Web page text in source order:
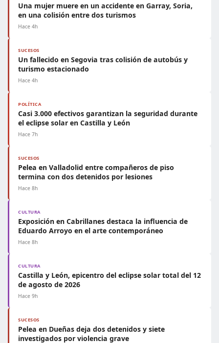
Una mujer muere en un accidente en Garray, Soria,
en una colisión entre dos turismos
Hace 4h
SUCESOS
Un fallecido en Segovia tras colisión de autobús y
turismo estacionado
Hace 4h
POLÍTICA
Casi 3.000 efectivos garantizan la seguridad durante
el eclipse solar en Castilla y León
Hace 7h
SUCESOS
Pelea en Valladolid entre compañeros de piso
termina con dos detenidos por lesiones
Hace 8h
CULTURA
Exposición en Cabrillanes destaca la influencia de
Eduardo Arroyo en el arte contemporáneo
Hace 8h
CULTURA
Castilla y León, epicentro del eclipse solar total del 12
de agosto de 2026
Hace 9h
SUCESOS
Pelea en Dueñas deja dos detenidos y siete
investigados por violencia grave